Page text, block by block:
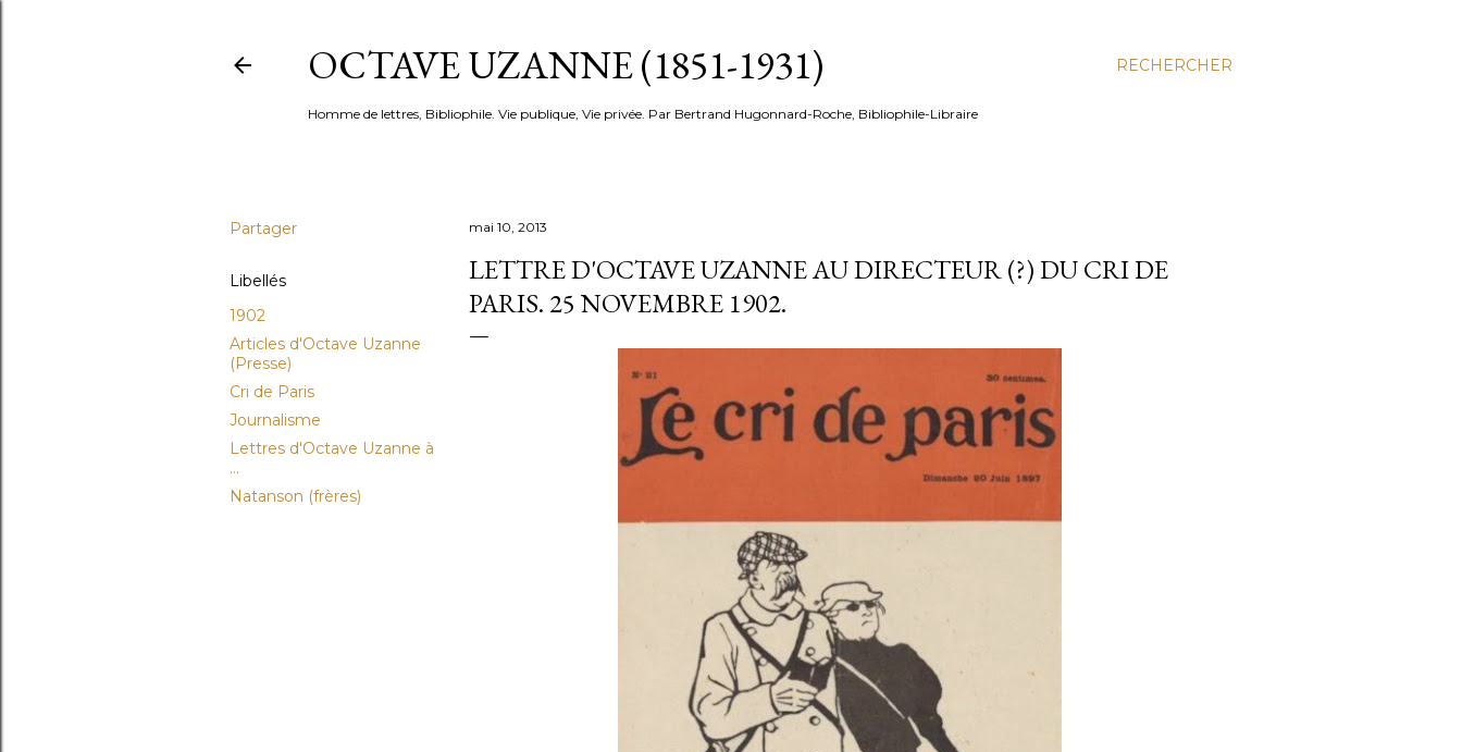
RECHERCHER
OCTAVE UZANNE (1851-1931)
Homme de lettres, Bibliophile. Vie publique, Vie privée. Par Bertrand Hugonnard-Roche, Bibliophile-Libraire
Partager
Libellés
1902
Articles d'Octave Uzanne
(Presse)
Cri de Paris
Journalisme
Lettres d'Octave Uzanne à
...
Natanson (frères)
mai 10, 2013
LETTRE D'OCTAVE UZANNE AU DIRECTEUR (?) DU CRI DE
PARIS. 25 NOVEMBRE 1902.